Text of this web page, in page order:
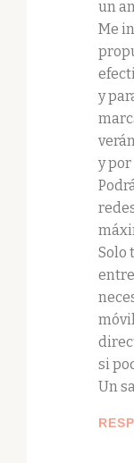
un
Me
y
y
Solo
si
Un